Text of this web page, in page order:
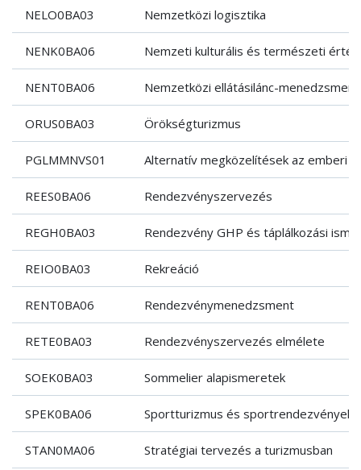
NELO0BA03 Nemzetközi logisztika
NENK0BA06 Nemzeti kulturális és természeti
NENT0BA06 Nemzetközi ellátásilánc-menedzsment
ORUS0BA03 Örökségturizmus
PGLMMNVS01 Alternatív megközelítések az emberi
REES0BA06 Rendezvényszervezés
REGH0BA03 Rendezvény GHP és táplálkozási
REIO0BA03 Rekreáció
RENT0BA06 Rendezvénymenedzsment
RETE0BA03 Rendezvényszervezés elmélete
SOEK0BA03 Sommelier alapismeretek
SPEK0BA06 Sportturizmus és sportrendezvények
STAN0MA06 Stratégiai tervezés a turizmusban